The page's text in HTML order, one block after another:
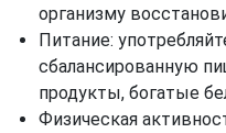
организму
Питание:
сбалансированную
продукты, богатые
Физическая